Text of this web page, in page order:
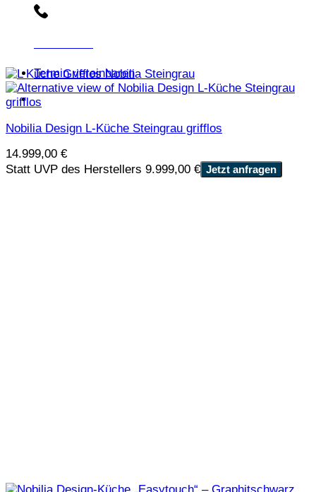
Termin vereinbaren
Nobilia Design L-Küche Steingrau grifflos
14.999,00 €
Statt UVP des Herstellers 9.999,00 € Jetzt anfragen